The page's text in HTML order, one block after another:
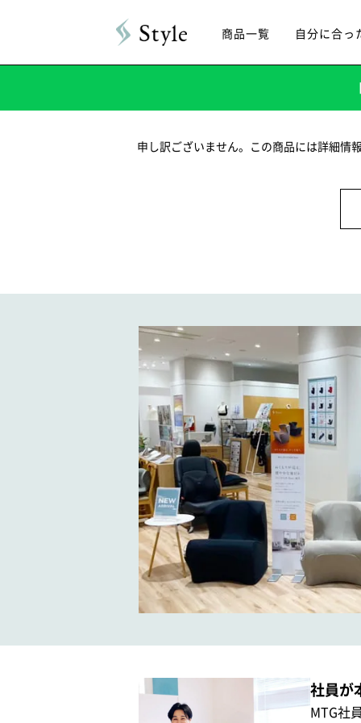
商品一覧 自分に合っ
申し訳ございません。この商品には詳細情
社員が
MTG社